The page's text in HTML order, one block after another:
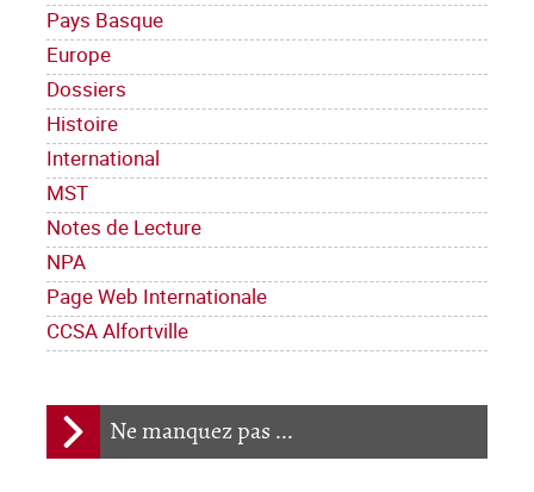
Pays Basque
Europe
Dossiers
Histoire
International
MST
Notes de Lecture
NPA
Page Web Internationale
CCSA Alfortville
Ne manquez pas ...